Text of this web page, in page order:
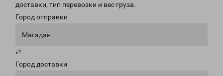
доставки, тип перевозки и вес груза.
Город отправки
Магадан
⇄
Город доставки